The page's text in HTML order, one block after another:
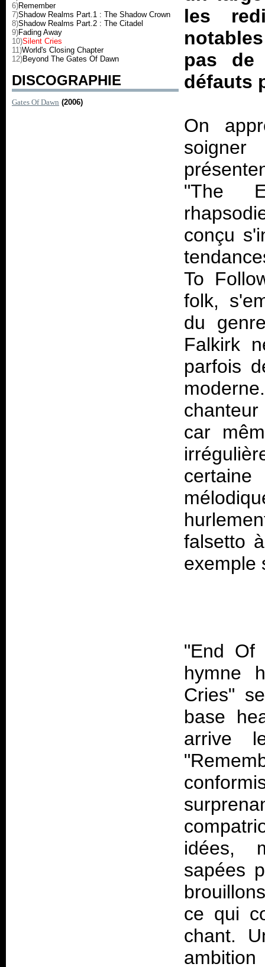
6)Remember
7)Shadow Realms Part.1 : The Shadow Crown
8)Shadow Realms Part.2 : The Citadel
9)Fading Away
10)Silent Cries
11)World's Closing Chapter
12)Beyond The Gates Of Dawn
DISCOGRAPHIE
Gates Of Dawn (2006)
les
pas de
défauts
On
"The
conçu
To
folk,
du
Falkirk
parfois
car
falsetto
"End Of
hymne
Cries"
base
arrive
idées,
sapées
ce qui
chant.